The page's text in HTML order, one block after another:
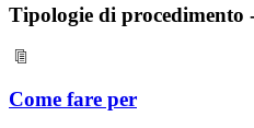
Tipologie di procedimento
Come fare per